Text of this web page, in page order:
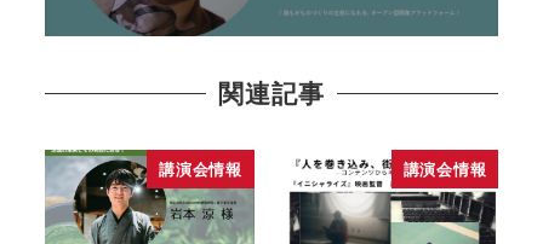
関連記事
講演会情報 講演会情報